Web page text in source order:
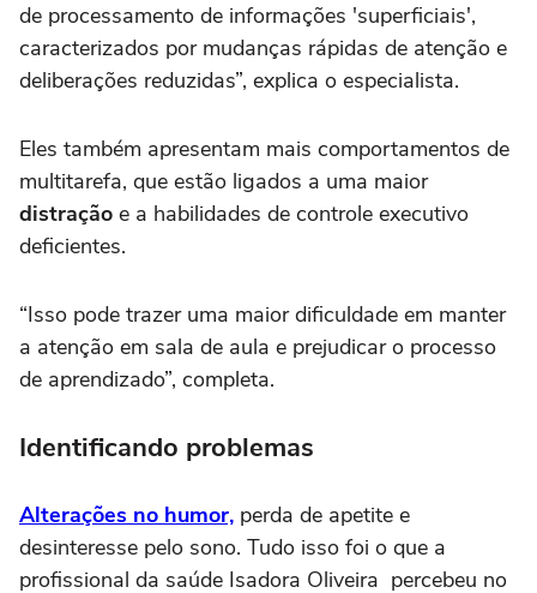
de processamento de informações 'superficiais',
caracterizados por mudanças rápidas de atenção e
deliberações reduzidas”, explica o especialista.
Eles também apresentam mais comportamentos de
multitarefa, que estão ligados a uma maior
distração e a habilidades de controle executivo
deficientes.
“Isso pode trazer uma maior dificuldade em manter
a atenção em sala de aula e prejudicar o processo
de aprendizado”, completa.
Identificando problemas
Alterações no humor, perda de apetite e
desinteresse pelo sono. Tudo isso foi o que a
profissional da saúde Isadora Oliveira percebeu no